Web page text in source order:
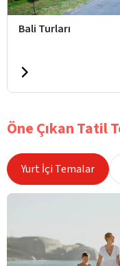
Bali Turları
Öne Çıkan Tatil
Yurt İçi Temalar